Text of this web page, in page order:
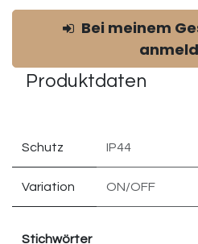
Bei meinem
Produktdaten
Schutz IP44
Variation ON/OFF
Stichwörter